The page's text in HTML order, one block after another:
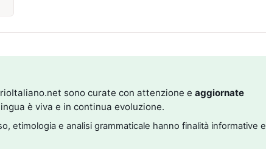
sono curate con attenzione e aggiornate
è viva e in continua evoluzione.
etimologia e analisi grammaticale hanno finalità informative e